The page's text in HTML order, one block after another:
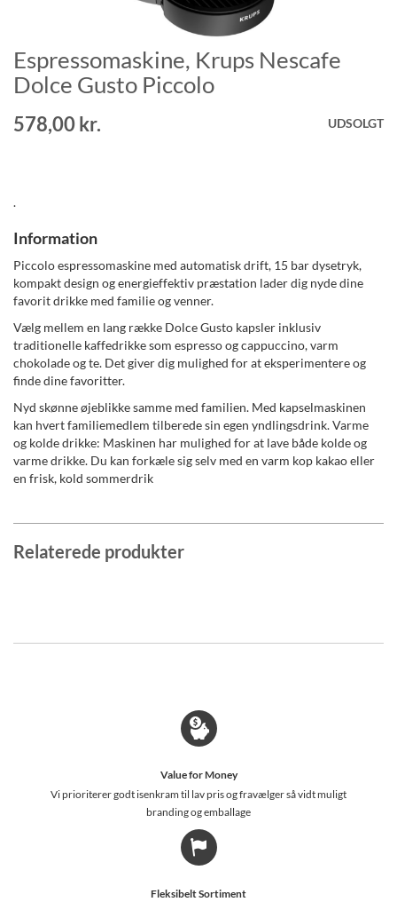
Gå
til
starten
billedgalleriet
Espressomaskine, Krups Nescafe
Dolce Gusto Piccolo
578,00 kr. UDSOLGT
.
Information
Piccolo espressomaskine med automatisk drift, 15 bar dysetryk,
kompakt design og energieffektiv præstation lader dig nyde dine
favorit drikke med familie og venner.
Vælg mellem en lang række Dolce Gusto kapsler inklusiv
traditionelle kaffedrikke som espresso og cappuccino, varm
chokolade og te. Det giver dig mulighed for at eksperimentere og
finde dine favoritter.
Nyd skønne øjeblikke samme med familien. Med kapselmaskinen
kan hvert familiemedlem tilberede sin egen yndlingsdrink. Varme
og kolde drikke: Maskinen har mulighed for at lave både kolde og
varme drikke. Du kan forkæle sig selv med en varm kop kakao eller
en frisk, kold sommerdrik
Relaterede produkter
Value for Money
Vi prioriterer godt isenkram til lav pris og fravælger så vidt muligt
branding og emballage
Fleksibelt Sortiment